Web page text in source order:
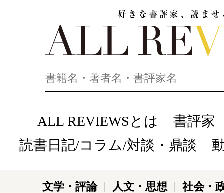
ALL REVIEWSとは
書評家
読書日記/コラム/対談・鼎談
文学・評論 人文・思想
社会・